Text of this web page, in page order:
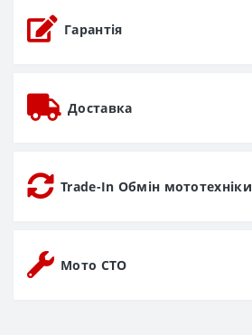
Гарантія
Доставка
Trade-In Обмін мототехніки
Мото СТО